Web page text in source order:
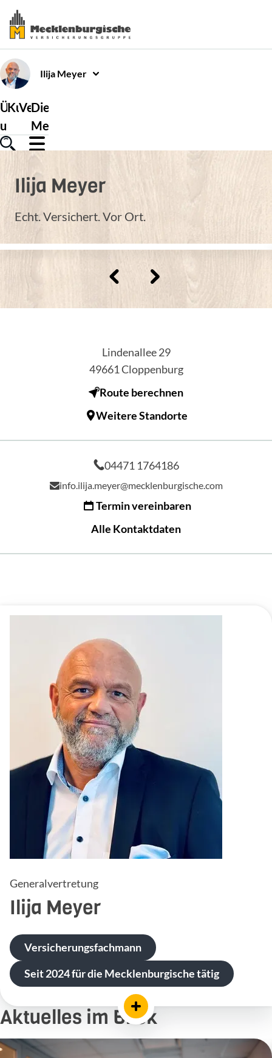
Ilija Meyer
Über
uns
Kundenservice
Versicherungen
Die
Mecklenburgische
Ilija Meyer
Echt. Versichert. Vor Ort.
Lindenallee 29
49661Cloppenburg
Route berechnen
Weitere Standorte
04471 1764186
info.ilija.meyer@mecklenburgische.com
Termin vereinbaren
Alle Kontaktdaten
Generalvertretung
Ilija Meyer
Versicherungsfachmann
Seit 2024 für die Mecklenburgische tätig
Aktuelles im Blick